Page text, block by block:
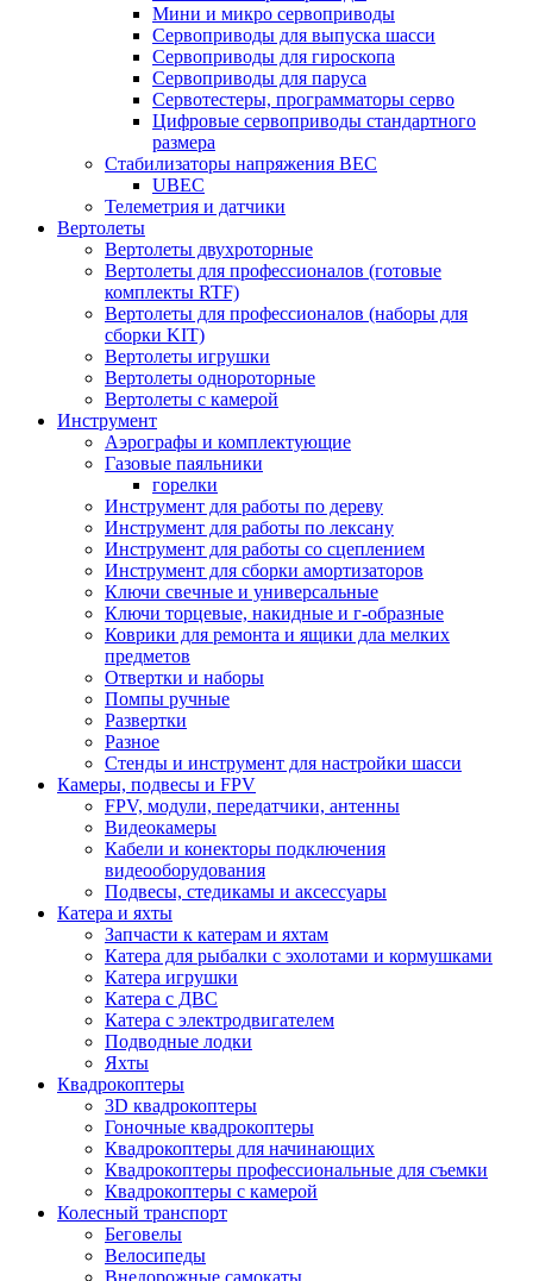
Мини и микро сервоприводы
Сервоприводы для выпуска шасси
Сервоприводы для гироскопа
Сервоприводы для паруса
Сервотестеры, программаторы серво
Цифровые сервоприводы стандартного
размера
Стабилизаторы напряжения BEC
UBEC
Телеметрия и датчики
Вертолеты
Вертолеты двухроторные
Вертолеты для профессионалов (готовые
комплекты RTF)
Вертолеты для профессионалов (наборы для
сборки KIT)
Вертолеты игрушки
Вертолеты однороторные
Вертолеты с камерой
Инструмент
Аэрографы и комплектующие
Газовые паяльники
горелки
Инструмент для работы по дереву
Инструмент для работы по лексану
Инструмент для работы со сцеплением
Инструмент для сборки амортизаторов
Ключи свечные и универсальные
Ключи торцевые, накидные и г-образные
Коврики для ремонта и ящики дла мелких
предметов
Отвертки и наборы
Помпы ручные
Развертки
Разное
Стенды и инструмент для настройки шасси
Камеры, подвесы и FPV
FPV, модули, передатчики, антенны
Видеокамеры
Кабели и конекторы подключения
видеооборудования
Подвесы, стедикамы и аксессуары
Катера и яхты
Запчасти к катерам и яхтам
Катера для рыбалки с эхолотами и кормушками
Катера игрушки
Катера с ДВС
Катера с электродвигателем
Подводные лодки
Яхты
Квадрокоптеры
3D квадрокоптеры
Гоночные квадрокоптеры
Квадрокоптеры для начинающих
Квадрокоптеры профессиональные для съемки
Квадрокоптеры с камерой
Колесный транспорт
Беговелы
Велосипеды
Внедорожные самокаты